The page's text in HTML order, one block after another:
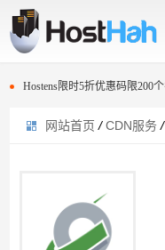
A2 Hosting黑五VPS促销5折优
Hostens程序员节限时5折优惠
Hostens限时5折优惠码限200
Hostwinds最新优惠卷信息
搬瓦工洛杉矶CN2数据中心
AlphaRacks复活节vps主机9美
A2 Hosting黑五VPS促销5折优
Hostens限时5折优惠码限200个
Hostwinds最新优惠卷信息
网站首页 / CDN服务 /